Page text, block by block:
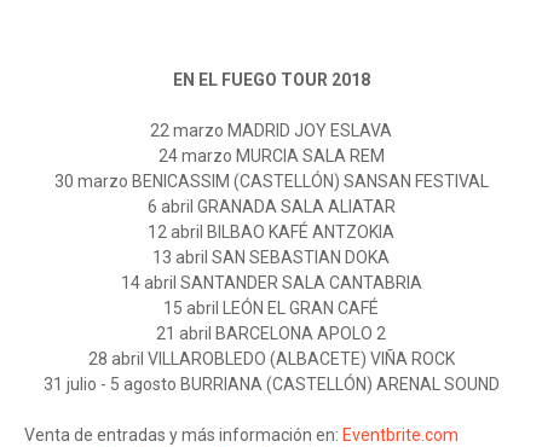
EN EL FUEGO TOUR 2018
22 marzo MADRID JOY ESLAVA
24 marzo MURCIA SALA REM
30 marzo BENICASSIM (CASTELLÓN) SANSAN FESTIVAL
6 abril GRANADA SALA ALIATAR
12 abril BILBAO KAFÉ ANTZOKIA
13 abril SAN SEBASTIAN DOKA
14 abril SANTANDER SALA CANTABRIA
15 abril LEÓN EL GRAN CAFÉ
21 abril BARCELONA APOLO 2
28 abril VILLAROBLEDO (ALBACETE) VIÑA ROCK
31 julio - 5 agosto BURRIANA (CASTELLÓN) ARENAL SOUND
Venta de entradas y más información en: Eventbrite.com